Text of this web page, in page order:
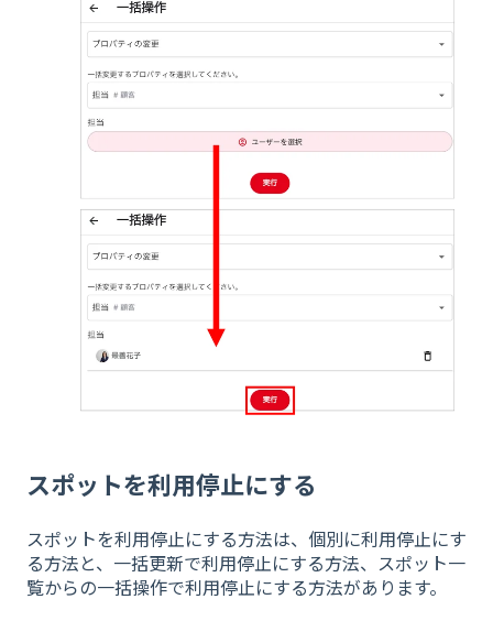
スポットを利用停止にする
スポットを利用停止にする方法は、個別に利用停止にす
る方法と、一括更新で利用停止にする方法、スポット一
覧からの一括操作で利用停止にする方法があります。